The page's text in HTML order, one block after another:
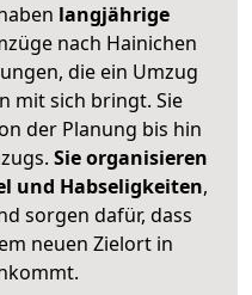
langjährige
nach Hainichen
die ein Umzug
mit sich bringt. Sie
der Planung bis hin
Sie organisieren
und Habseligkeiten,
sorgen dafür, dass
neuen Zielort in